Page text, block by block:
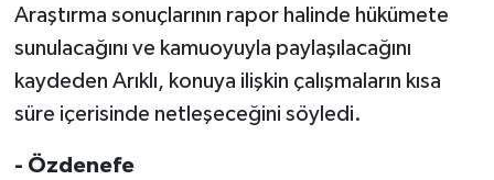
Araştırma sonuçlarının rapor halinde hükümete
sunulacağını ve kamuoyuyla paylaşılacağını
kaydeden Arıklı, konuya ilişkin çalışmaların kısa
süre içerisinde netleşeceğini söyledi.
- Özdenefe